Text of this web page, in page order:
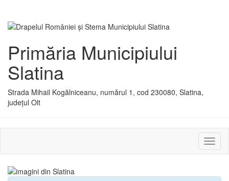
Primăria Municipiului
Slatina
Strada Mihail Kogălniceanu, numărul 1, cod 230080, Slatina,
județul Olt
sau